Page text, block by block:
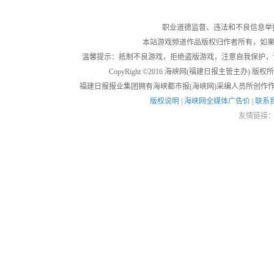
职业道德监督、违法和不良信息举
本站游戏频道作品版权归作者所有，如
温馨提示：抵制不良游戏，拒绝盗版游戏，注意自我保护
CopyRight ©2016 海峡网(福建日报主管主办) 版权
福建日报报业集团拥有海峡都市报(海峡网)采编人员所创作
版权说明
海峡网全媒体广告价
联系
友情链接